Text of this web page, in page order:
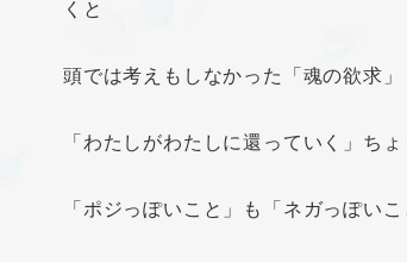
くと
頭では考えもしなかった「魂の欲求
「わたしがわたしに還っていく」ち
「ポジっぽいこと」も「ネガっぽい